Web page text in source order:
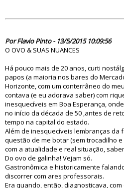
Por Flavio Pinto - 13/5/2015 10:09:56
O OVO & SUAS NUANCES
Há pouco mais de 20 anos, curti
papos (a maioria nos bares do
Horizonte, com um conterrâneo do
contava (e eu adorava saber) com
inesquecíveis em Boa Esperança,
no início da década de 50 ,antes de
tempo na capital do estado.
Além de inesquecíveis lembranças da
questão de me botar (sem trocadilho
com a atualidade e real situação,
Do ovo de galinha! Vejam só.
Gastronômica e historicamente
discorrer com ares professorais.
Era quando, então, diagnosticava,